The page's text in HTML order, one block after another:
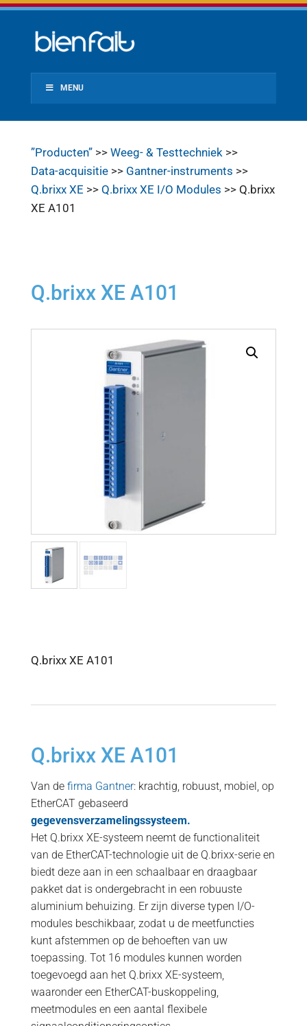
MENU
”Producten”>> Weeg- & Testtechniek>>
Data-acquisitie>> Gantner-instruments >>
Q.brixx XE >> Q.brixx XE I/O Modules >> Q.brixx
XE A101
Q.brixx XE A101
Q.brixx XE A101
Q.brixx XE A101
Van de firma Gantner: krachtig, robuust, mobiel, op
EtherCAT gebaseerd
gegevensverzamelingssysteem.
Het Q.brixx XE-systeem neemt de functionaliteit
van de EtherCAT-technologie uit de Q.brixx-serie en
biedt deze aan in een schaalbaar en draagbaar
pakket dat is ondergebracht in een robuuste
aluminium behuizing. Er zijn diverse typen I/O-
modules beschikbaar, zodat u de meetfuncties
kunt afstemmen op de behoeften van uw
toepassing. Tot 16 modules kunnen worden
toegevoegd aan het Q.brixx XE-systeem,
waaronder een EtherCAT-buskoppeling,
meetmodules en een aantal flexibele